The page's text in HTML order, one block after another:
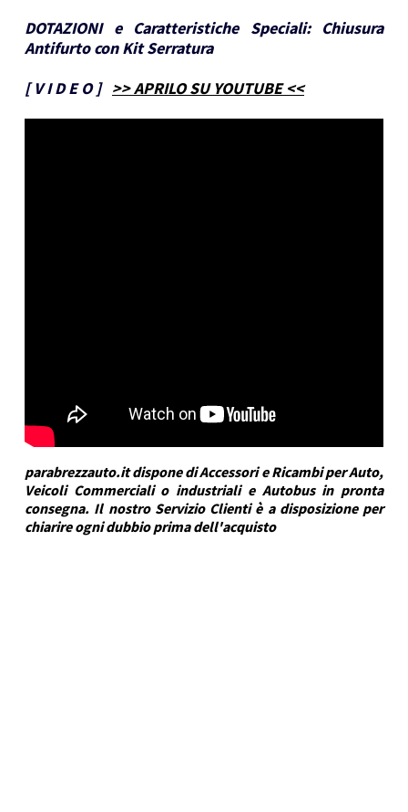
DOTAZIONI e Caratteristiche Speciali:
Chiusura
Antifurto con Kit Serratura
[V I D E O] >> APRILO SU YOUTUBE <<
parabrezzauto.it dispone di Accessori e Ricambi per Auto,
Veicoli Commerciali o industriali e Autobus in pronta
consegna. Il nostro Servizio Clienti è a disposizione per
chiarire ogni dubbio prima dell'acquisto